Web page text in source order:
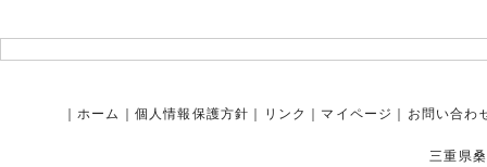
｜ ホーム ｜ 個人情報保護方針 ｜ リンク ｜ マイページ ｜ お問い合わ
三重県